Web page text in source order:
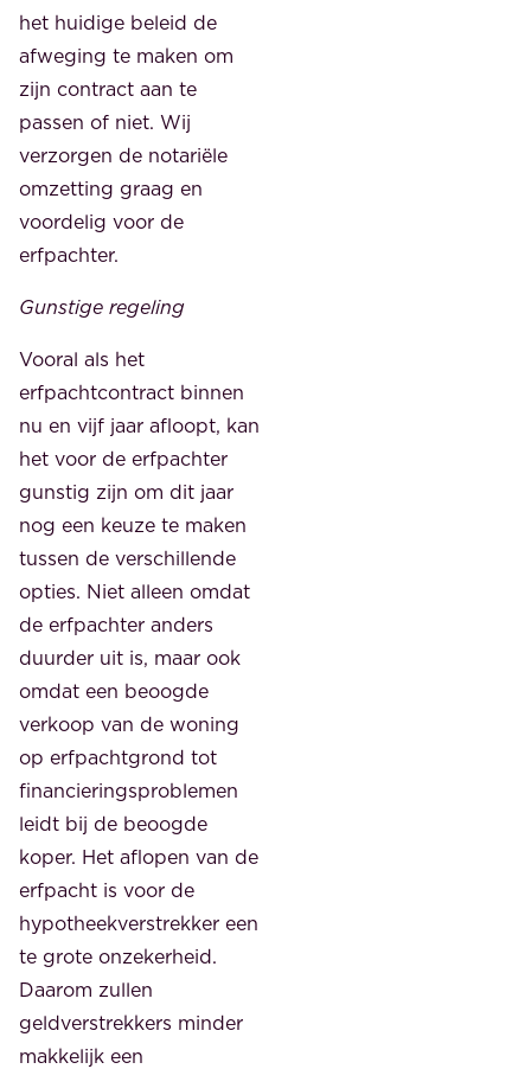
het huidige beleid de
afweging te maken om
zijn contract aan te
passen of niet. Wij
verzorgen de notariële
omzetting graag en
voordelig voor de
erfpachter.
Gunstige regeling
Vooral als het
erfpachtcontract binnen
nu en vijf jaar afloopt, kan
het voor de erfpachter
gunstig zijn om dit jaar
nog een keuze te maken
tussen de verschillende
opties. Niet alleen omdat
de erfpachter anders
duurder uit is, maar ook
omdat een beoogde
verkoop van de woning
op erfpachtgrond tot
financieringsproblemen
leidt bij de beoogde
koper. Het aflopen van de
erfpacht is voor de
hypotheekverstrekker een
te grote onzekerheid.
Daarom zullen
geldverstrekkers minder
makkelijk een